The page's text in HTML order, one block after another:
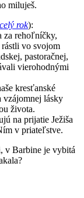
miluješ.
rok):
za rehoľníčky,
vo svojom
pastoračnej,
vierohodnými
kresťanské
vzájomnej lásky
života.
na prijatie Ježiša
v priateľstve.
v Barbine je vybitá